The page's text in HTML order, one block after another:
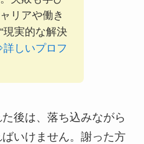
リアや働き
現実的な解決
しいプロフ
後は、落ち込みながら
いけません。謝った方